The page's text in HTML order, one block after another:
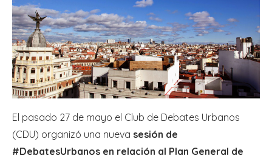
El pasado 27 de mayo el Club de Debates Urbanos
(CDU) organizó una nueva sesión de
#DebatesUrbanos en relación al Plan General de